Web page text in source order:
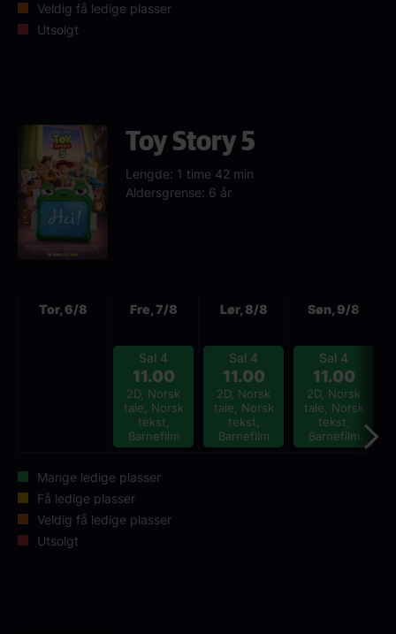
Veldig få ledige plasser
Utsolgt
Toy Story 5
Lengde: 1 time 42 min
Aldersgrense: 6 år
Tor, 6/8 Fre, 7/8
Sal 4
11.00
2D, Norsk
tale, Norsk
tekst,
Barnefilm
Lør, 8/8
Sal 4
11.00
2D, Norsk
tale, Norsk
tekst,
Barnefilm
Søn, 9/8
Sal 4
11.00
2D, Norsk
tale, Norsk
tekst,
Barnefilm
Mange ledige plasser
Få ledige plasser
Veldig få ledige plasser
Utsolgt